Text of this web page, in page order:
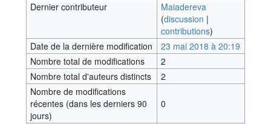
Dernier contributeur
Maiadereva
(discussion |
contributions)
Date de la dernière modification
23 mai 2018 à 20:19
Nombre total de modifications
2
Nombre total d'auteurs distincts
2
Nombre de modifications
récentes (dans les derniers 90
jours)
0